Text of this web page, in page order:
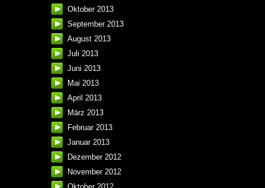
Oktober 2013
September 2013
August 2013
Juli 2013
Juni 2013
Mai 2013
April 2013
März 2013
Februar 2013
Januar 2013
Dezember 2012
November 2012